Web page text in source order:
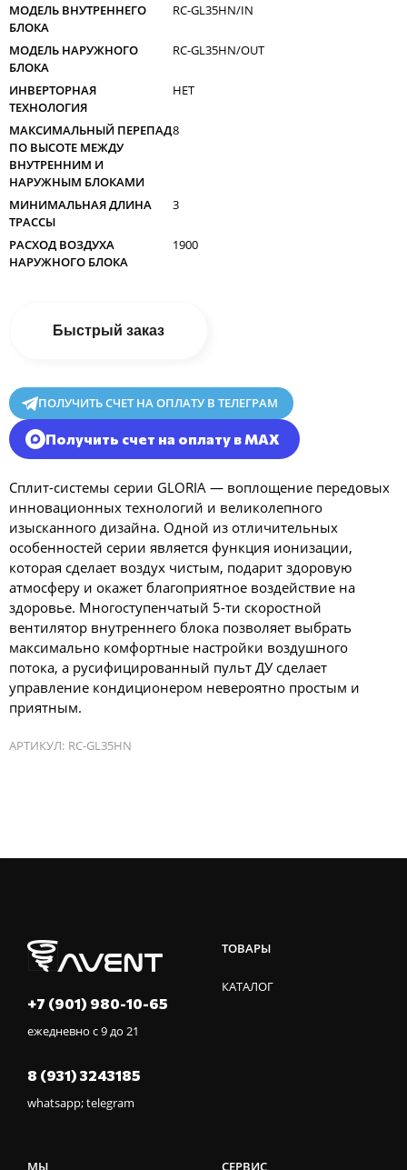
МОДЕЛЬ ВНУТРЕННЕГО
БЛОКА
RC-GL35HN/IN
МОДЕЛЬ НАРУЖНОГО
БЛОКА
RC-GL35HN/OUT
ИНВЕРТОРНАЯ
ТЕХНОЛОГИЯ
НЕТ
МАКСИМАЛЬНЫЙ ПЕРЕПАД
ПО ВЫСОТЕ МЕЖДУ
ВНУТРЕННИМ И
НАРУЖНЫМ БЛОКАМИ
8
МИНИМАЛЬНАЯ ДЛИНА
ТРАССЫ
3
РАСХОД ВОЗДУХА
НАРУЖНОГО БЛОКА
1900
Быстрый заказ
ПОЛУЧИТЬ СЧЕТ НА ОПЛАТУ В ТЕЛЕГРАМ
Получить счет на оплату в MAX
Сплит-системы серии GLORIA — воплощение передовых
инновационных технологий и великолепного
изысканного дизайна. Одной из отличительных
особенностей серии является функция ионизации,
которая сделает воздух чистым, подарит здоровую
атмосферу и окажет благоприятное воздействие на
здоровье. Многоступенчатый 5-ти скоростной
вентилятор внутреннего блока позволяет выбрать
максимально комфортные настройки воздушного
потока, а русифицированный пульт ДУ сделает
управление кондиционером невероятно простым и
приятным.
АРТИКУЛ: RC-GL35HN
+7 (901) 980-10-65
ежедневно с 9 до 21
8 (931) 3243185
whatsapp; telegram
ТОВАРЫ
КАТАЛОГ
МЫ СЕРВИС